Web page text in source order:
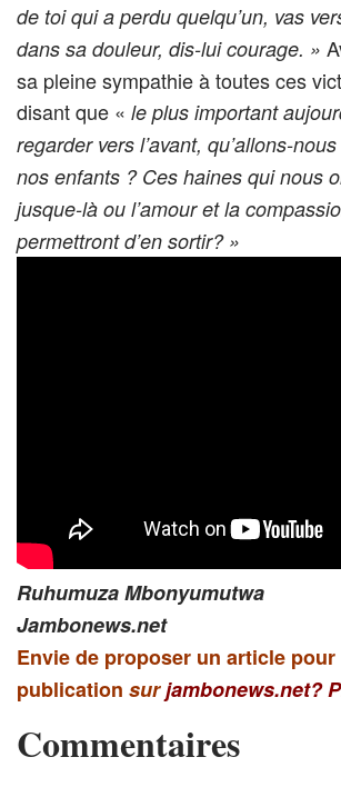
de toi qui a perdu quelqu’un, vas
dans sa douleur, dis-lui courage. »
sa pleine sympathie à toutes ces
disant que « le plus important
regarder vers l’avant, qu’allons-
nos enfants ? Ces haines qui nous
jusque-là ou l’amour et la
permettront d’en sortir? »
Ruhumuza Mbonyumutwa
Jambonews.net
Envie de proposer un article pour
publication surjambonews.net?
Commentaires